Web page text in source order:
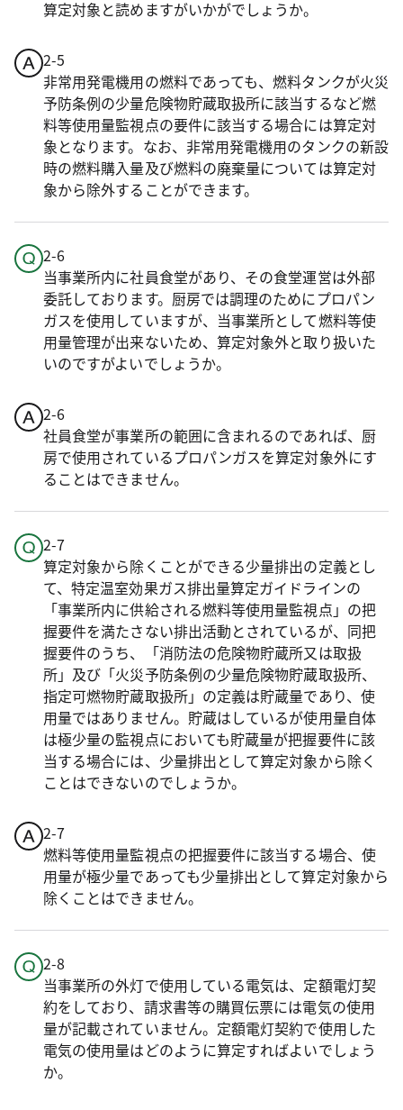
算定対象と読めますがいかがでしょうか。
2-5
非常用発電機用の燃料であっても、燃料タンクが火災
予防条例の少量危険物貯蔵取扱所に該当するなど燃
料等使用量監視点の要件に該当する場合には算定対
象となります。なお、非常用発電機用のタンクの新設
時の燃料購入量及び燃料の廃棄量については算定対
象から除外することができます。
2-6
当事業所内に社員食堂があり、その食堂運営は外部
委託しております。厨房では調理のためにプロパン
ガスを使用していますが、当事業所として燃料等使
用量管理が出来ないため、算定対象外と取り扱いた
いのですがよいでしょうか。
2-6
社員食堂が事業所の範囲に含まれるのであれば、厨
房で使用されているプロパンガスを算定対象外にす
ることはできません。
2-7
算定対象から除くことができる少量排出の定義とし
て、特定温室効果ガス排出量算定ガイドラインの
「事業所内に供給される燃料等使用量監視点」の把
握要件を満たさない排出活動とされているが、同把
握要件のうち、「消防法の危険物貯蔵所又は取扱
所」及び「火災予防条例の少量危険物貯蔵取扱所、
指定可燃物貯蔵取扱所」の定義は貯蔵量であり、使
用量ではありません。貯蔵はしているが使用量自体
は極少量の監視点においても貯蔵量が把握要件に該
当する場合には、少量排出として算定対象から除く
ことはできないのでしょうか。
2-7
燃料等使用量監視点の把握要件に該当する場合、使
用量が極少量であっても少量排出として算定対象から
除くことはできません。
2-8
当事業所の外灯で使用している電気は、定額電灯契
約をしており、請求書等の購買伝票には電気の使用
量が記載されていません。定額電灯契約で使用した
電気の使用量はどのように算定すればよいでしょう
か。